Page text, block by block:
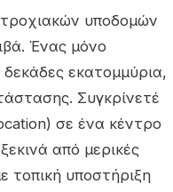
υποδομών
Ένας μόνο
εκατομμύρια,
Συγκρίνετέ
σε ένα κέντρο
από μερικές
τοπική υποστήριξη